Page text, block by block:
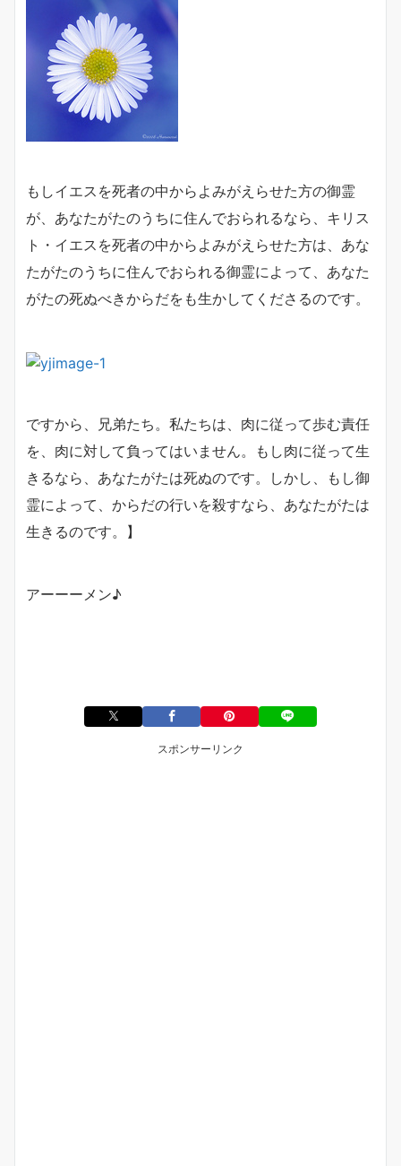
もしイエスを死者の中からよみがえらせた方の御霊
が、あなたがたのうちに住んでおられるなら、キリス
ト・イエスを死者の中からよみがえらせた方は、あな
たがたのうちに住んでおられる御霊によって、あなた
がたの死ぬべきからだをも生かしてくださるのです。
ですから、兄弟たち。私たちは、肉に従って歩む責任
を、肉に対して負ってはいません。もし肉に従って生
きるなら、あなたがたは死ぬのです。しかし、もし御
霊によって、からだの行いを殺すなら、あなたがたは
生きるのです。】
アーーーメン♪
スポンサーリンク